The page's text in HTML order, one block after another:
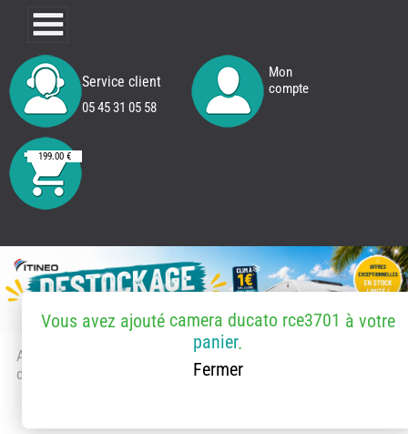
Service client
05 45 31 05 58
Mon
compte
199.00 €
Accueil
> Accessoires et pièces
détachées
Vous avez ajouté camera ducato rce3701 à votre
panier.
Fermer